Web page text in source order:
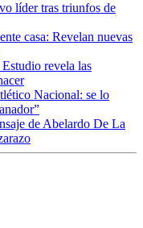
líder tras triunfos de
casa: Revelan nuevas
revela las
Nacional: se lo
de Abelardo De La